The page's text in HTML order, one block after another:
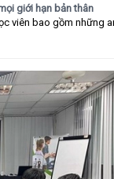
giới hạn bản thân
viên bao gồm những